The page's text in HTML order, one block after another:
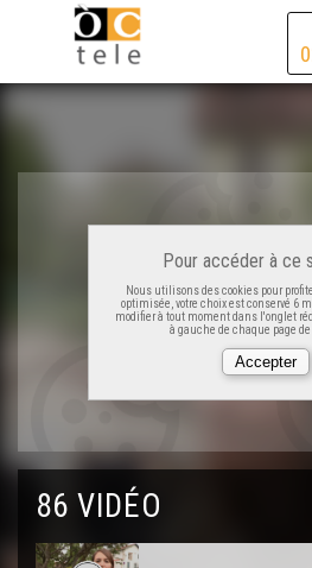
Pour accéder à ce
Nous utilisons des cookies pour
optimisée, votre choix est conservé 6
modifier à tout moment dans l'onglet
à gauche de chaque page de
86 VIDÉO